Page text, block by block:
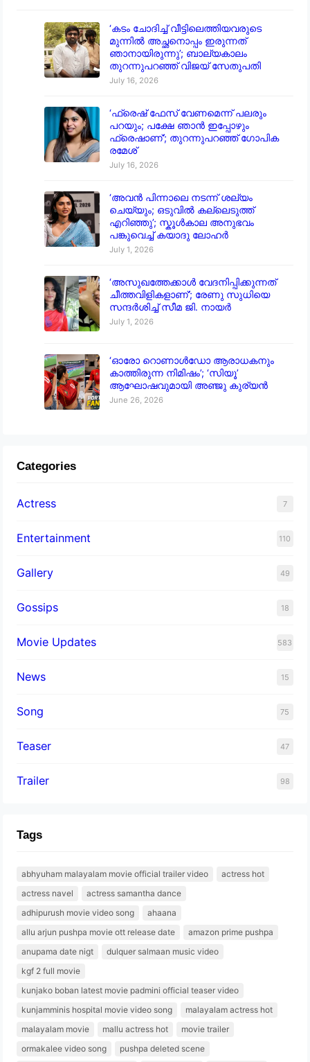
‘കടം ചോദിച്ച് വീട്ടിലെത്തിയവരുടെ
മുന്നിൽ അച്ഛനൊപ്പം ഇരുന്നത്
ഞാനായിരുന്നു’; ബാല്യകാലം
തുറന്നുപറഞ്ഞ് വിജയ് സേതുപതി
July 16, 2026
‘ഫ്രെഷ് ഫേസ് വേണമെന്ന് പലരും
പറയും; പക്ഷേ ഞാൻ ഇപ്പോഴും
ഫ്രെഷാണ്’; തുറന്നുപറഞ്ഞ് ഗോപിക
രമേശ്
July 16, 2026
‘അവൻ പിന്നാലെ നടന്ന് ശല്യം
ചെയ്യും; ഒടുവിൽ കല്ലെടുത്ത്
എറിഞ്ഞു’; സ്കൂൾകാല അനുഭവം
പങ്കുവെച്ച് കയാദു ലോഹർ
July 1, 2026
‘അസുഖത്തേക്കാൾ വേദനിപ്പിക്കുന്നത്
ചീത്തവിളികളാണ്’; രേണു സുധിയെ
സന്ദർശിച്ച് സീമ ജി. നായർ
July 1, 2026
‘ഓരോ റൊണാൾഡോ ആരാധകനും
കാത്തിരുന്ന നിമിഷം’; ‘സിയൂ’
ആഘോഷവുമായി അഞ്ജു കുര്യൻ
June 26, 2026
Categories
Actress 7
Entertainment 110
Gallery 49
Gossips 18
Movie Updates 583
News 15
Song 75
Teaser 47
Trailer 98
Tags
abhyuham malayalam movie official trailer video
actress hot
actress navel
actress samantha dance
adhipurush movie video song
ahaana
allu arjun pushpa movie ott release date
amazon prime pushpa
anupama date nigt
dulquer salmaan music video
kgf 2 full movie
kunjako boban latest movie padmini official teaser video
kunjamminis hospital movie video song
malayalam actress hot
malayalam movie
mallu actress hot
movie trailer
ormakalee video song
pushpa deleted scene